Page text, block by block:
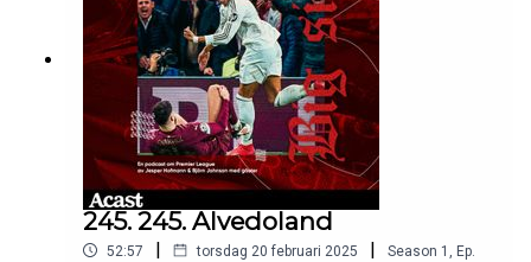
245. 245. Alvedoland
52:57 | torsdag 20 februari 2025 | Season 1
Ep.